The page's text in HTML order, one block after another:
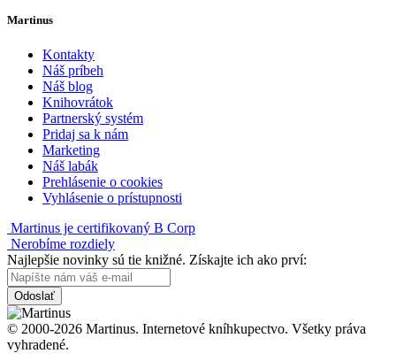
Martinus
Kontakty
Náš príbeh
Náš blog
Knihovrátok
Partnerský systém
Pridaj sa k nám
Marketing
Náš labák
Prehlásenie o cookies
Vyhlásenie o prístupnosti
Martinus je certifikovaný B Corp
Nerobíme rozdiely
Najlepšie novinky sú tie knižné. Získajte ich ako prví:
Odoslať
© 2000-2026 Martinus. Internetové kníhkupectvo. Všetky práva
vyhradené.